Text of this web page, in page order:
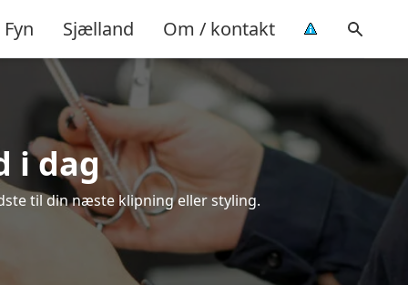
Fyn Sjælland Om / kontakt
i dag
til din næste klipning eller styling.